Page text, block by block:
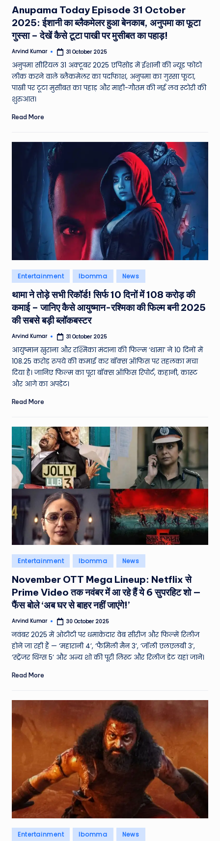
Anupama Today Episode 31 October
2025: ईशानी का ब्लैकमेलर हुआ बेनकाब, अनुपमा का फूटा
गुस्सा – देखें कैसे टूटा पाखी पर मुसीबत का पहाड़!
Posted
Arvind Kumar 31 October 2025
अनुपमा सीरियल 31 अक्टूबर 2025 एपिसोड में ईशानी की न्यूड फोटो
लीक करने वाले ब्लैकमेलर का पर्दाफाश, अनुपमा का गुस्सा फूटा,
पाखी पर टूटा मुसीबत का पहाड़ और माही-गौतम की नई लव स्टोरी की
शुरुआत।
Read More
Posted
in
Entertainment Ibomma News
थामा ने तोड़े सभी रिकॉर्ड! सिर्फ 10 दिनों में 108 करोड़ की
कमाई – जानिए कैसे आयुष्मान-रश्मिका की फिल्म बनी 2025
की सबसे बड़ी ब्लॉकबस्टर
Posted
Arvind Kumar 31 October 2025
आयुष्मान खुराना और रश्मिका मंदाना की फिल्म ‘थामा’ ने 10 दिनों में
108.25 करोड़ रुपये की कमाई कर बॉक्स ऑफिस पर तहलका मचा
दिया है। जानिए फिल्म का पूरा बॉक्स ऑफिस रिपोर्ट, कहानी, कास्ट
और आगे का अपडेट।
Read More
Posted
in
Entertainment Ibomma News
November OTT Mega Lineup: Netflix से
Prime Video तक नवंबर में आ रहे हैं ये 6 सुपरहिट शो —
फैंस बोले ‘अब घर से बाहर नहीं जाएंगे!’
Posted
Arvind Kumar 30 October 2025
नवंबर 2025 में ओटीटी पर धमाकेदार वेब सीरीज और फिल्में रिलीज
होने जा रही हैं — ‘महारानी 4’, ‘फैमिली मैन 3’, ‘जॉली एलएलबी 3’,
‘स्ट्रेंजर थिंग्स 5’ और अन्य शो की पूरी लिस्ट और रिलीज डेट यहां जानें।
Read More
Posted
Entertainment Ibomma News